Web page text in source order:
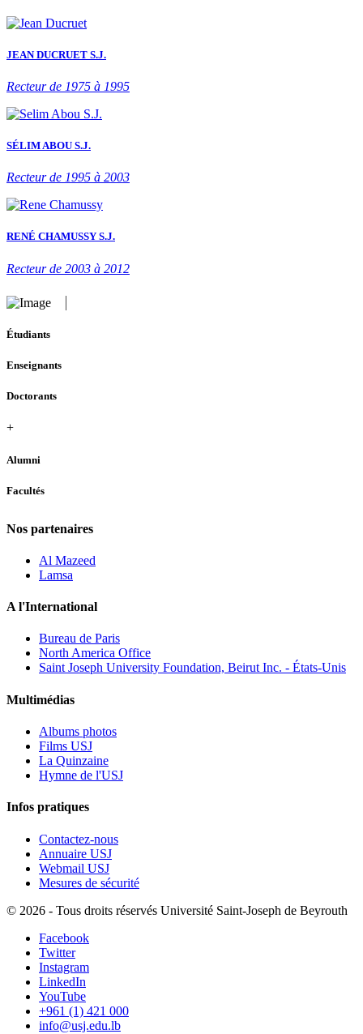
JEAN DUCRUET S.J.
Recteur de 1975 à 1995
SÉLIM ABOU S.J.
Recteur de 1995 à 2003
RENÉ CHAMUSSY S.J.
Recteur de 2003 à 2012
Étudiants
Enseignants
Doctorants
+
Alumni
Facultés
Nos partenaires
Al Mazeed
Lamsa
A l'International
Bureau de Paris
North America Office
Saint Joseph University Foundation, Beirut Inc. - États-Unis
Multimédias
Albums photos
Films USJ
La Quinzaine
Hymne de l'USJ
Infos pratiques
Contactez-nous
Annuaire USJ
Webmail USJ
Mesures de sécurité
© 2026 - Tous droits réservés Université Saint-Joseph de Beyrouth
Facebook
Twitter
Instagram
LinkedIn
YouTube
+961 (1) 421 000
info@usj.edu.lb